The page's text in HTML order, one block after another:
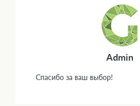
Admin
Спасибо за ваш выбор!